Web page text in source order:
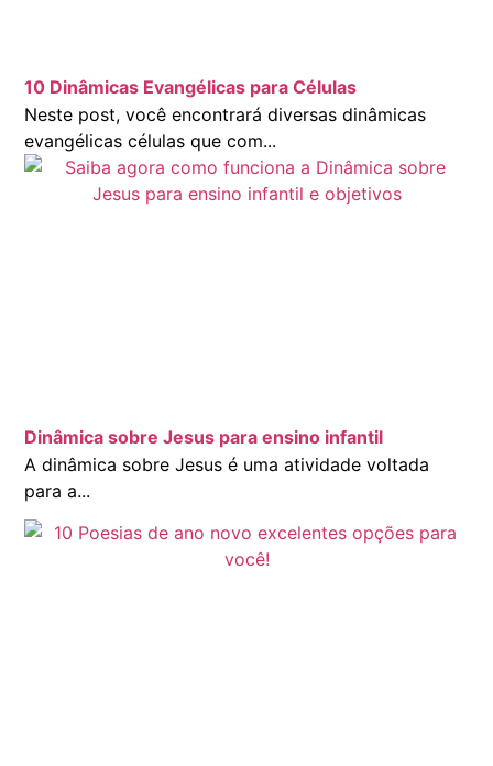
10 Dinâmicas Evangélicas para Células
Neste post, você encontrará diversas dinâmicas
evangélicas células que com...
Dinâmica sobre Jesus para ensino infantil
A dinâmica sobre Jesus é uma atividade voltada
para a...